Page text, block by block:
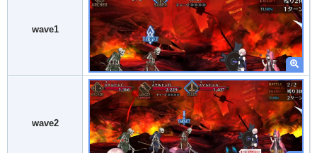
wave1
wave2